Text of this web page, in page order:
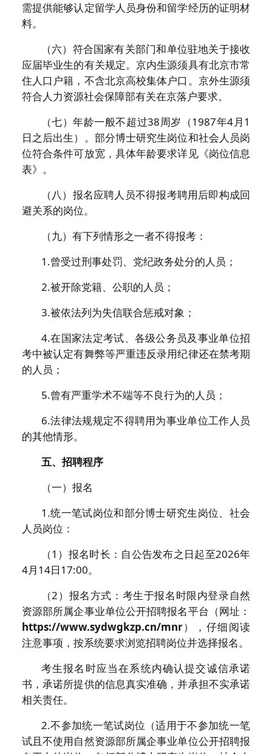
需提供能够认定留学人员身份和留学经历的证明材
料。
（六）符合国家有关部门和单位驻地关于接收
应届毕业生的有关规定。京内生源须具有北京市常
住人口户籍，不含北京高校集体户口。京外生源须
符合人力资源社会保障部有关在京落户要求。
（七）年龄一般不超过38周岁（1987年4月1
日之后出生）。部分博士研究生岗位和社会人员岗
位符合条件可放宽，具体年龄要求详见《岗位信息
表》。
（八）报名应聘人员不得报考聘用后即构成回
避关系的岗位。
（九）有下列情形之一者不得报考：
1.曾受过刑事处罚、党纪政务处分的人员；
2.被开除党籍、公职的人员；
3.被依法列为失信联合惩戒对象；
4.在国家法定考试、各级公务员及事业单位招
考中被认定有舞弊等严重违反录用纪律还在禁考期
的人员；
5.曾有严重学术不端等不良行为的人员；
6.法律法规规定不得聘用为事业单位工作人员
的其他情形。
五、招聘程序
（一）报名
1.统一笔试岗位和部分博士研究生岗位、社会
人员岗位：
（1）报名时长：自公告发布之日起至2026年
4月14日17:00。
（2）报名方式：考生于报名时限内登录自然
资源部所属企事业单位公开招聘报名平台（网址：
https://www.sydwgkzp.cn/mnr），仔细阅读
注意事项，按系统要求浏览招聘岗位并选择报名。
考生报名时应当在系统内确认提交诚信承诺
书，承诺所提供的信息真实准确，并承担不实承诺
相关责任。
2.不参加统一笔试岗位（适用于不参加统一笔
试且不使用自然资源部所属企事业单位公开招聘报